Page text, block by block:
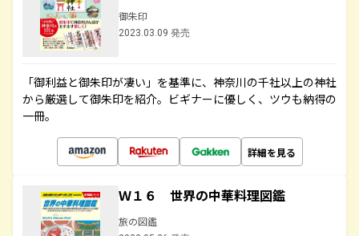
御朱印
2023.03.09 発売
「御利益と御朱印が凄い」を基準に、神奈川の千社以上の神社
から厳選して御朱印を紹介。ビギナーに優しく、ツウも納得の
一冊。
詳細を見る
Ｗ１６ 世界の中華料理図鑑
旅の図鑑